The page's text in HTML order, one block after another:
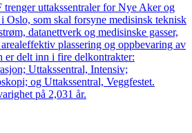
uttakssentraler for Nye Aker og
Oslo, som skal forsyne medisinsk teknisk
datanettverk og medisinske gasser,
plassering og oppbevaring av
delt inn i fire delkontrakter:
Uttakssentral, Intensiv;
og Uttakssentral, Veggfestet.
på 2,031 år.